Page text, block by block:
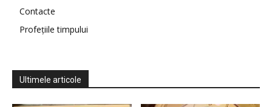
Contacte
Profețiile timpului
Ultimele articole